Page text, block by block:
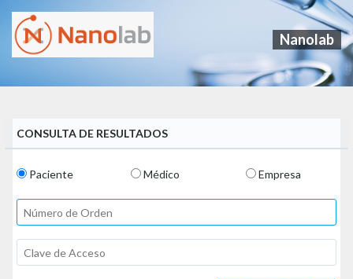
Nanolab
CONSULTA DE RESULTADOS
Paciente Médico Empresa